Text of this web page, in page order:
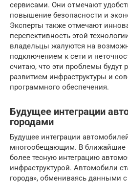
сервисами. Они отмечают
повышение безопасности и
Эксперты также отмечают
перспективность этой
владельцы жалуются на
подключением к сети и
считаю, что эти проблемы
развитием инфраструктуры и
программного обеспечения.
Будущее интеграции
городами
Будущее интеграции
многообещающим. В
более тесную интеграцию
инфраструктурой. Автомобили
города», обмениваясь данными